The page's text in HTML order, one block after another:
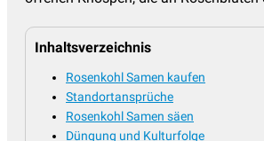
Inhaltsverzeichnis
Rosenkohl Samen kaufen
Standortansprüche
Rosenkohl Samen säen
Düngung und Kulturfolge